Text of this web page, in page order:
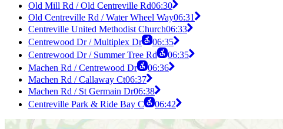
Old Mill Rd / Old Centreville Rd06:30
Old Centreville Rd / Water Wheel Way06:31
Centreville United Methodist Church06:33
Centrewood Dr / Multiplex Dr
06:35
Centrewood Dr / Summer Tree Rd
06:35
Machen Rd / Centrewood Dr
06:36
Machen Rd / Callaway Ct06:37
Machen Rd / St Germain Dr06:38
Centreville Park & Ride Bay C
06:42